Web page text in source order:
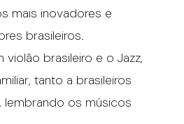
mais inovadores e
brasileiros.
brasileiro e o Jazz,
tanto a brasileiros
lembrando os músicos